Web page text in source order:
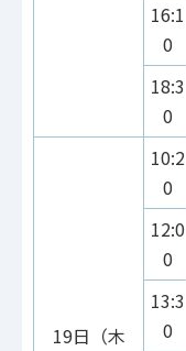
16:1
0
18:3
0
19日（木
10:2
0
12:0
0
13:3
0